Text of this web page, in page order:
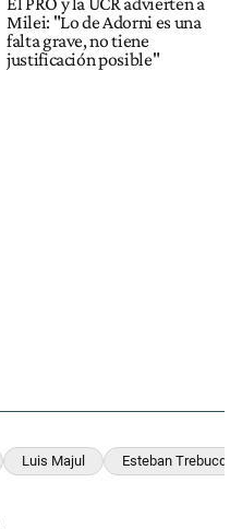
Milei: "Lo de Adorni es una
falta grave, no tiene
justificación posible"
Luis Majul Esteban Trebucq